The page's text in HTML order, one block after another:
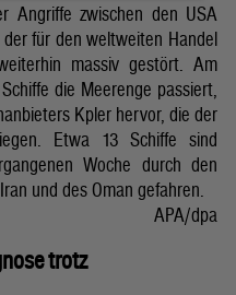
Angriffe zwischen den USA
für den weltweiten Handel
massiv gestört. Am
die Meerenge passiert,
Kpler hervor, die der
Etwa 13 Schiffe sind
Woche durch den
und des Oman gefahren.
APA/dpa
trotz